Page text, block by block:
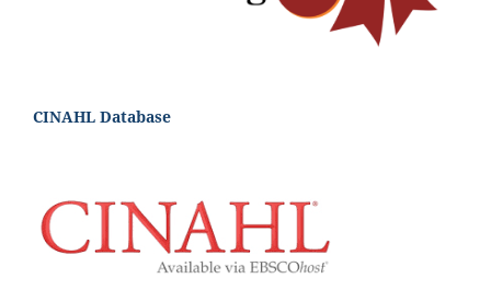
CINAHL Database